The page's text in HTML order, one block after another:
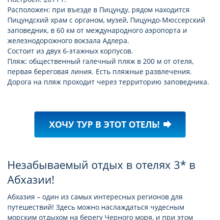
Расположен: при въезде в Пицунду, рядом находится
Пицундский храм с органом, музей, Пицундо-Мюссерский
заповедник, в 60 км от международного аэропорта и
железнодорожного вокзала Адлера.
Состоит из двух 6-этажных корпусов.
Пляж: общественный галечный пляж в 200 м от отеля,
первая береговая линия. Есть пляжные развлечения.
Дорога на пляж проходит через территорию заповедника.
ХОЧУ ТУР В ЭТОТ ОТЕЛЬ! forward
Незабываемый отдых в отелях 3* в
Абхазии!
Абхазия – один из самых интересных регионов для
путешествий! Здесь можно наслаждаться чудесным
морским отдыхом на берегу Черного моря, и при этом